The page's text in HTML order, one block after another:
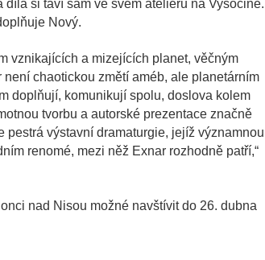
si taví sám ve svém ateliéru na Vysočině.
Nový.
vznikajících a mizejících planet, věčným
chaotickou změtí améb, ale planetárním
doplňují, komunikují spolu, doslova kolem
tvorbu a autorské prezentace značně
výstavní dramaturgie, jejíž významnou
renomé, mezi něž Exnar rozhodně patří,“
nad Nisou možné navštívit do 26. dubna